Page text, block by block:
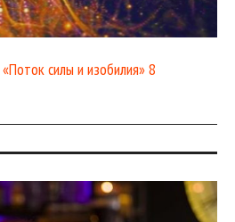
силы и изобилия» 8